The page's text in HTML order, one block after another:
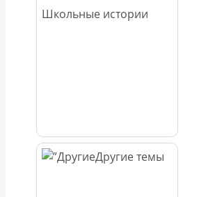
Школьные истории
Другие темы